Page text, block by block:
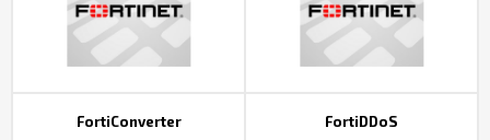
FortiConverter FortiDDoS